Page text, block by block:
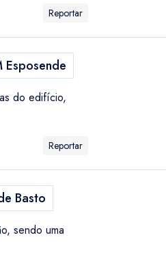
Reportar
Esposende
do edifício,
Reportar
Basto
sendo uma